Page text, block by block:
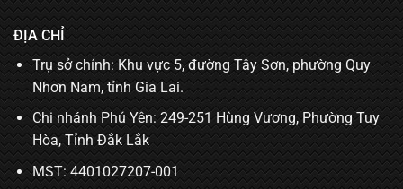
ĐỊA CHỈ
Trụ sở chính: Khu vực 5, đường Tây Sơn, phường Quy
Nhơn Nam, tỉnh Gia Lai.
Chi nhánh Phú Yên: 249-251 Hùng Vương, Phường Tuy
Hòa, Tỉnh Đắk Lắk
MST: 4401027207-001